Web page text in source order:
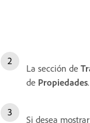
La sección de
de Propiedades
Si desea